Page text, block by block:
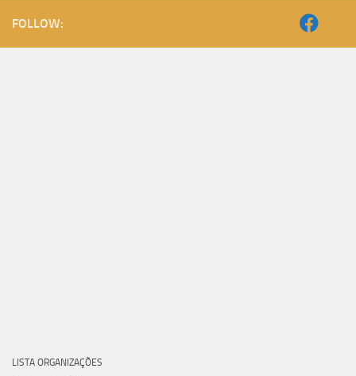
FOLLOW:
LISTA ORGANIZAÇÕES